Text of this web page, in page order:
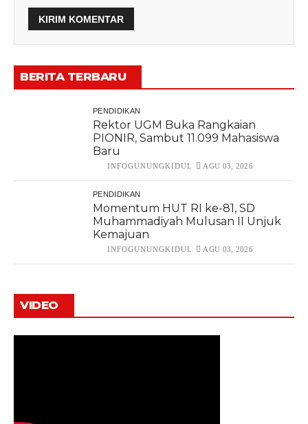
BERITA TERBARU
PENDIDIKAN
Rektor UGM Buka Rangkaian
PIONIR, Sambut 11.099 Mahasiswa
Baru
INFOGUNUNGKIDUL AGU 03, 2026
PENDIDIKAN
Momentum HUT RI ke-81, SD
Muhammadiyah Mulusan II Unjuk
Kemajuan
INFOGUNUNGKIDUL AGU 03, 2026
VIDEO